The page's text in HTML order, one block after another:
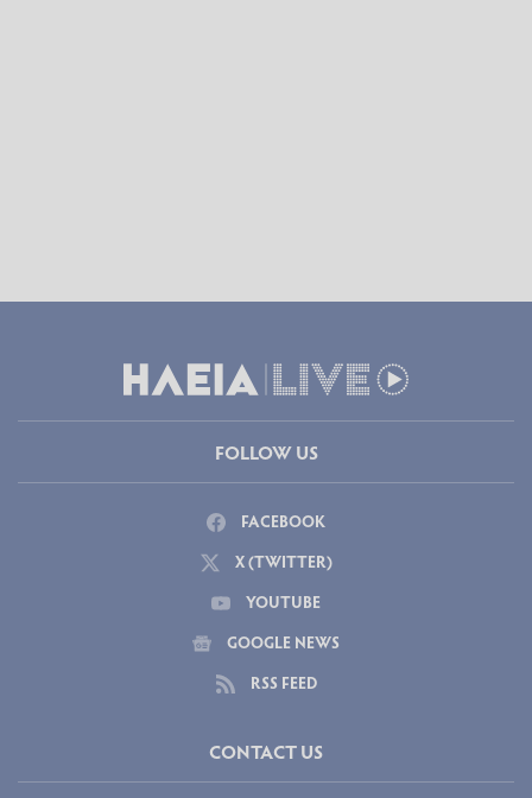
FOLLOW US
FACEBOOK
X (TWITTER)
YOUTUBE
GOOGLE NEWS
RSS FEED
CONTACT US